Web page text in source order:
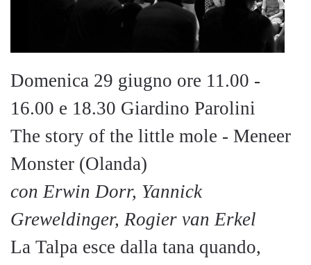
Domenica 29 giugno ore 11.00 -
16.00 e 18.30 Giardino Parolini
The story of the little mole - Meneer
Monster (Olanda)
con Erwin Dorr, Yannick
Greweldinger, Rogier van Erkel
La Talpa esce dalla tana quando,